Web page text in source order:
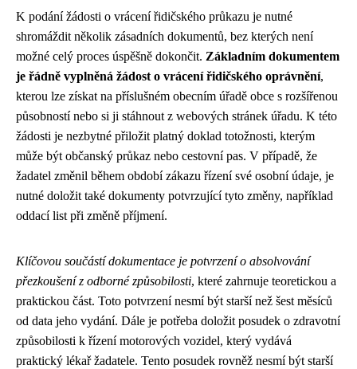
K podání žádosti o vrácení řidičského průkazu je nutné
shromáždit několik zásadních dokumentů, bez kterých není
možné celý proces úspěšně dokončit. Základním dokumentem
je řádně vyplněná žádost o vrácení řidičského oprávnění,
kterou lze získat na příslušném obecním úřadě obce s rozšířenou
působností nebo si ji stáhnout z webových stránek úřadu. K této
žádosti je nezbytné přiložit platný doklad totožnosti, kterým
může být občanský průkaz nebo cestovní pas. V případě, že
žadatel změnil během období zákazu řízení své osobní údaje, je
nutné doložit také dokumenty potvrzující tyto změny, například
oddací list při změně příjmení.
Klíčovou součástí dokumentace je potvrzení o absolvování
přezkoušení z odborné způsobilosti, které zahrnuje teoretickou a
praktickou část. Toto potvrzení nesmí být starší než šest měsíců
od data jeho vydání. Dále je potřeba doložit posudek o zdravotní
způsobilosti k řízení motorových vozidel, který vydává
praktický lékař žadatele. Tento posudek rovněž nesmí být starší